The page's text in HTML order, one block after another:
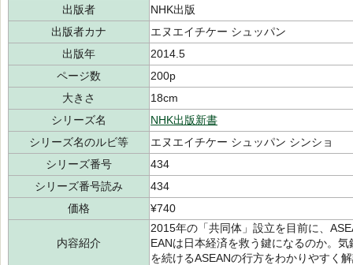
出版者
NHK出版
出版者カナ
エヌエイチケー シュッパン
出版年
2014.5
ページ数
200p
大きさ
18cm
シリーズ名
NHK出版新書
シリーズ名のルビ等
エヌエイチケー シュッパン シンショ
シリーズ番号
434
シリーズ番号読み
434
価格
¥740
内容紹介
2015年の「共同体」設立を目前に、
EANは日本経済を救う鍵になるのか。
を続けるASEANの行方をわかりやすく